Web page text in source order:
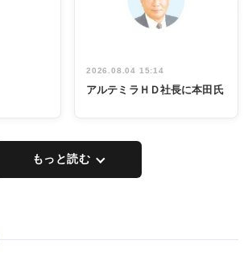
2026.08.04 15:14
アルテミラＨＤ社長に本田氏
もっと読む